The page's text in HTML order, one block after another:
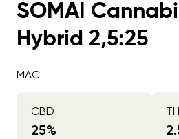
SOMAI
Hybrid 2,5:25
MAC
CBD
25%